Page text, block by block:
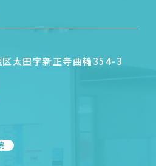
太田字新正寺曲輪354-3